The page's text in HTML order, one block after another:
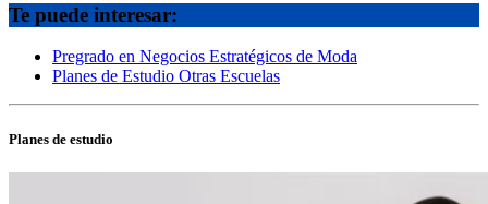
Te puede interesar:
Pregrado en Negocios Estratégicos de Moda
Planes de Estudio Otras Escuelas
Planes de estudio